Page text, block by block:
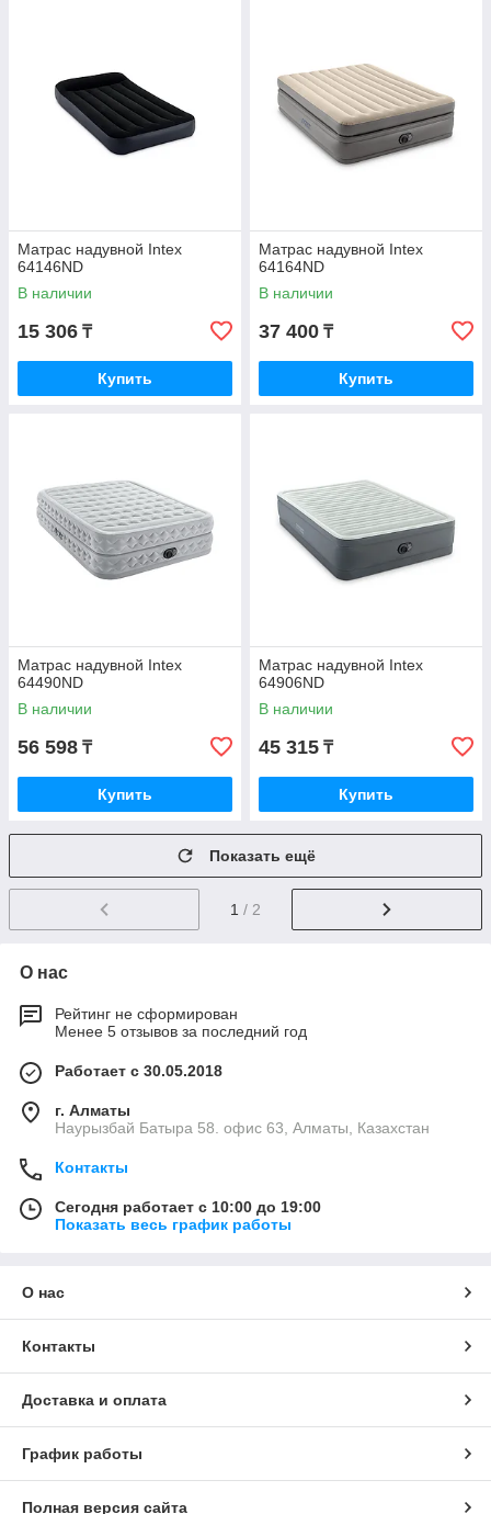
Матрас надувной Intex
64146ND
В наличии
15 306 ₸
Купить
Матрас надувной Intex
64164ND
В наличии
37 400 ₸
Купить
Матрас надувной Intex
64490ND
В наличии
56 598 ₸
Купить
Матрас надувной Intex
64906ND
В наличии
45 315 ₸
Купить
Показать ещё
1 / 2
О нас
Рейтинг не сформирован
Менее 5 отзывов за последний год
Работает с 30.05.2018
г. Алматы
Наурызбай Батыра 58. офис 63, Алматы, Казахстан
Контакты
Сегодня работает с 10:00 до 19:00
Показать весь график работы
О нас
Контакты
Доставка и оплата
График работы
Полная версия сайта